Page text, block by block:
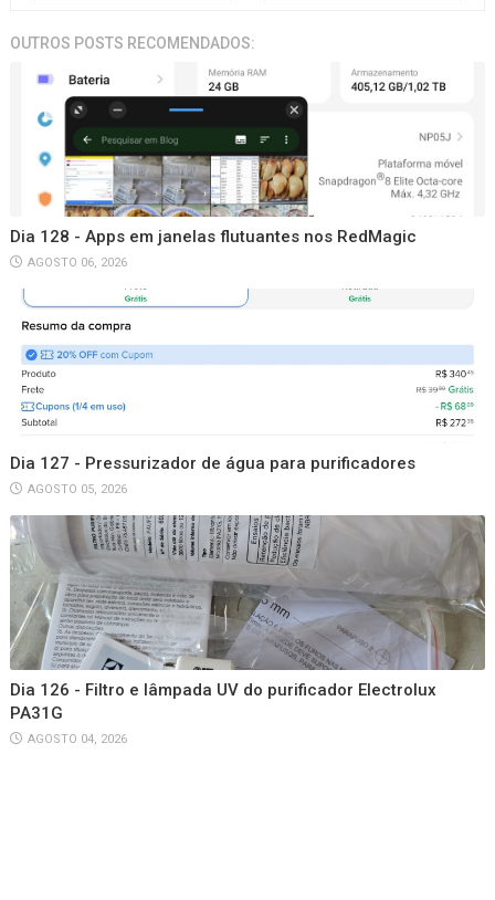
ROTA
OUTROS POSTS RECOMENDADOS:
Dia 128 - Apps em janelas flutuantes nos RedMagic
AGOSTO 06, 2026
Dia 127 - Pressurizador de água para purificadores
AGOSTO 05, 2026
Dia 126 - Filtro e lâmpada UV do purificador Electrolux
PA31G
AGOSTO 04, 2026